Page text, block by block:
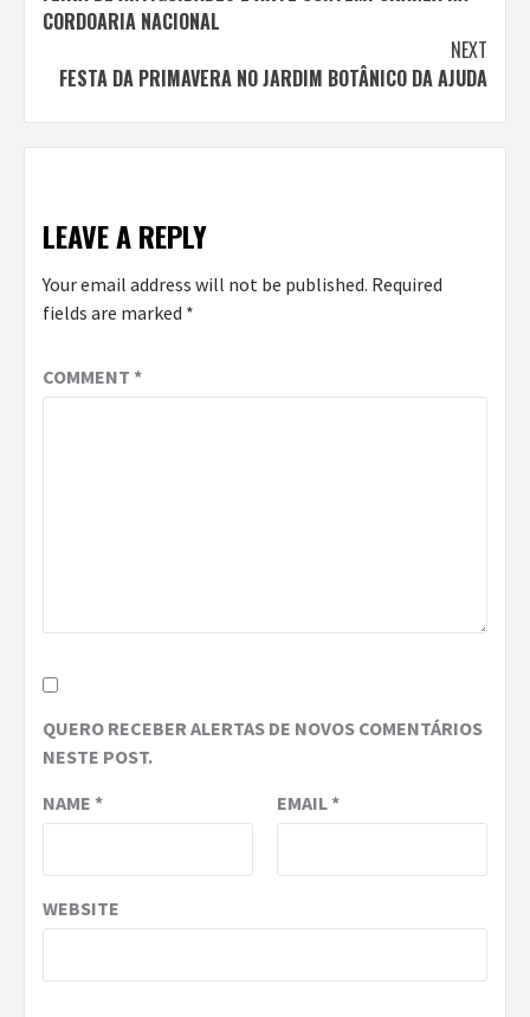
Reading
CORDOARIA NACIONAL
NEXT
FESTA DA PRIMAVERA NO JARDIM BOTÂNICO DA AJUDA
LEAVE A REPLY
Your email address will not be published. Required
fields are marked *
COMMENT *
QUERO RECEBER ALERTAS DE NOVOS COMENTÁRIOS
NESTE POST.
NAME * EMAIL*
WEBSITE